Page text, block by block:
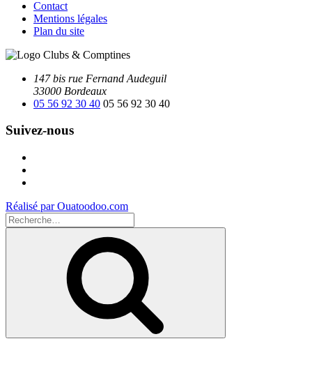
Contact
Mentions légales
Plan du site
147 bis rue Fernand Audeguil
33000 Bordeaux
05 56 92 30 40 05 56 92 30 40
Suivez-nous
Réalisé par Ouatoodoo.com
Recherche
pour